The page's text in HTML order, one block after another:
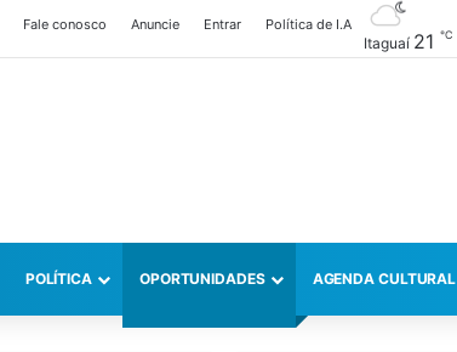
Fale conosco Anuncie Entrar Política de I.A
Itaguaí 21 ℃
POLÍTICA OPORTUNIDADES AGENDA CULTURAL